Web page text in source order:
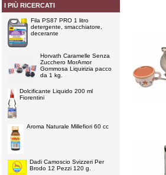
I PIÙ RICERCATI
Fila PS87 PRO 1 litro
detergente, smacchiatore,
decerante
Horvath Caramelle Senza
Zucchero MorAmor
Gommosa Liquirizia pacco
da 1 kg.
Dolcificante Liquido 200 ml
Fiorentini
Aroma Naturale Millefiori 60 cc
Dadi Camoscio Svizzeri Per
Brodo 12 Pezzi 120 g.